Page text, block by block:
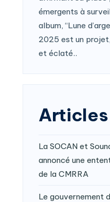
émergents à
album, “Lune
2025 est un
et éclaté..
La SOCAN et
annoncé une
de la CMRRA
Le gouvernement